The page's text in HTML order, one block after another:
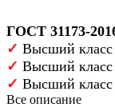
ГОСТ 31173-
✓ Высший класс
✓ Высший
✓ Высший класс
Все описание